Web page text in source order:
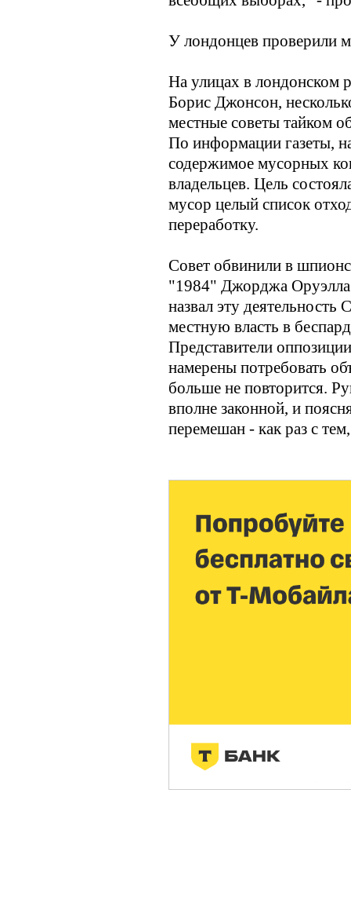
У лондонцев проверили
На улицах в лондонском
Борис Джонсон,
местные советы тайком
По информации газеты,
содержимое мусорных
владельцев. Цель
мусор целый список
переработку.
Совет обвинили в
"1984" Джорджа Оруэлла.
назвал эту
местную власть в
Представители
намерены потребовать
больше не повторится.
вполне законной, и
перемешан - как раз с